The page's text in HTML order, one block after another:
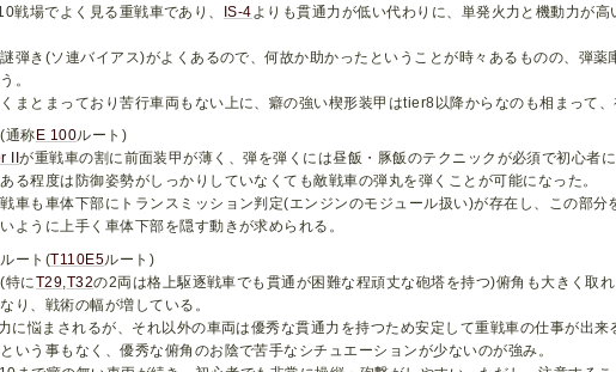
戦場でよく見る重戦車であり、 IS-4よりも貫通力が低い代わりに、単発火力と機動力が
弾き(ソ連バイアス)がよくあるので、何故か助かったということが時々あるものの、弾
。
まとまっており苦行車両もない上に、癖の強い楔形装甲はtier8以降からなのも相まって
通称 E 100ルート)
IIが重戦車の割に前面装甲が薄く、弾を弾くには昼飯・豚飯のテクニックが必須で初心者
る程度は防御姿勢がしっかりしていなくても敵戦車の弾丸を弾くことが可能になった。
車も車体下部にトランスミッション判定(エンジンのモジュール扱い)が存在し、この部
ように上手く車体下部を隠す動きが求められる。
ート(T110E5ルート)
特にT29,T32の2両は格上駆逐戦車でも貫通が困難な程頑丈な砲塔を持つ)俯角も大きく取
り、戦術の幅が増している。
に悩まされるが、それ以外の車両は優秀な貫通力を持つため安定して重戦車の仕事が出
いう事もなく、優秀な俯角のお陰で苦手なシチュエーションが少ないのが強み。